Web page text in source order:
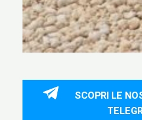
SCOPRI LE